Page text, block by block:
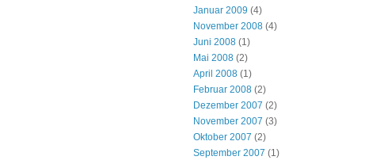
Januar 2009 (4)
November 2008 (4)
Juni 2008 (1)
Mai 2008 (2)
April 2008 (1)
Februar 2008 (2)
Dezember 2007 (2)
November 2007 (3)
Oktober 2007 (2)
September 2007 (1)